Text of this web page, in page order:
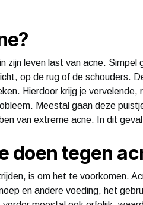
zijn leven last van acne. Simpel
op de rug of de schouders.
Hierdoor krijg je
Meestal gaan deze
van extreme acne. In dit
doen tegen
is om het te voorkomen.
en andere voeding, het